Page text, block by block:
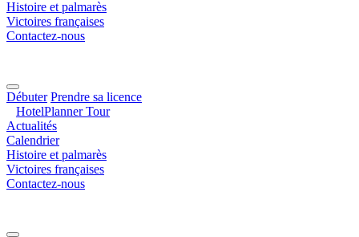
Histoire et palmarès
Victoires françaises
Contactez-nous
Débuter Prendre sa licence
HotelPlanner Tour
Actualités
Calendrier
Histoire et palmarès
Victoires françaises
Contactez-nous